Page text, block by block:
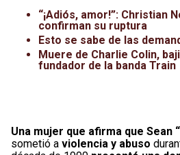
“¡Adiós, amor!”: Christian
confirman su ruptura
Esto se sabe de las
Muere de Charlie Colin,
fundador de la banda Train
Una mujer que afirma que Sean
sometió a violencia y abuso